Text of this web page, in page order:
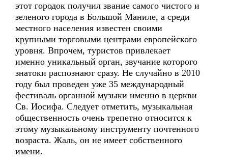
этот городок получил звание самого чистого и
зеленого города в Большой Маниле, а среди
местного населения известен своими
крупными торговыми центрами европейского
уровня. Впрочем, туристов привлекает
именно уникальный орган, звучание которого
знатоки распознают сразу. Не случайно в 2010
году был проведен уже 35 международный
фестиваль органной музыки именно в церкви
Св. Иосифа. Следует отметить, музыкальная
общественность очень трепетно относится к
этому музыкальному инструменту почтенного
возраста. Жаль, он не имеет собственного
имени.